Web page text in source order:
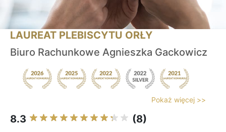
LAUREAT PLEBISCYTU ORŁY
Biuro Rachunkowe Agnieszka Gackowicz
Pokaż więcej >>
8.3 (8)